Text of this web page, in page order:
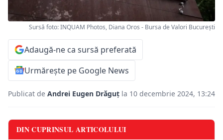
Sursă foto: INQUAM Photos, Diana Oros - Bursa de Valori București
Adaugă-ne ca sursă preferată
Urmărește pe Google News
Publicat de Andrei Eugen Drăguț la 10 decembrie 2024, 13:24
DIN CUPRINSUL ARTICOLULUI